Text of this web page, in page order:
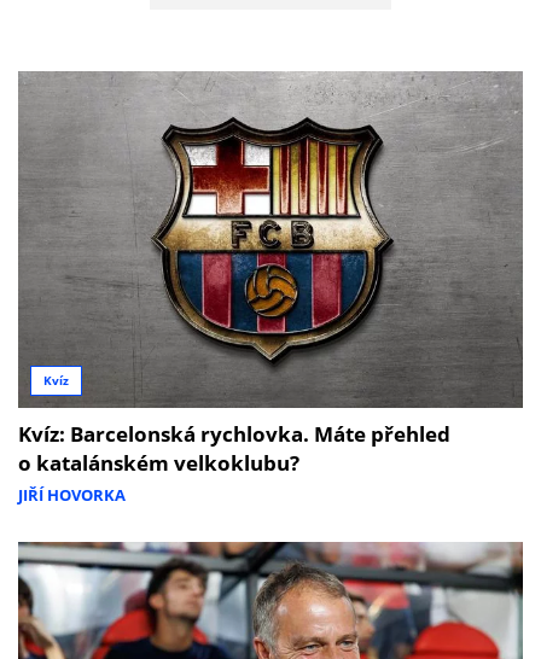
Kvíz
Kvíz: Barcelonská rychlovka. Máte přehled
o katalánském velkoklubu?
JIŘÍ HOVORKA